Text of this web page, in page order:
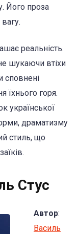
Його проза
реальність.
шукаючи втіхи
сповнені
їхнього горя.
української
драматизму
стиль, що
Стус
Автор:
Василь